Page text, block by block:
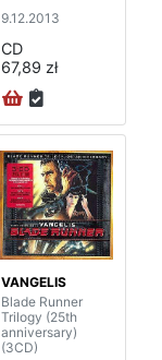
9.12.2013
CD
67,89 zł
VANGELIS
Blade Runner
Trilogy (25th
anniversary)
(3CD)